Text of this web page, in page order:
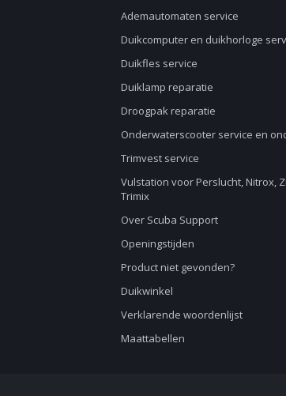
Ademautomaten service
Duikcomputer en duikhorloge
Duikfles service
Duiklamp reparatie
Droogpak reparatie
Onderwaterscooter service en
Trimvest service
Vulstation voor Perslucht, Nitrox,
Trimix
Over Scuba Support
Openingstijden
Product niet gevonden?
Duikwinkel
Verklarende woordenlijst
Maattabellen